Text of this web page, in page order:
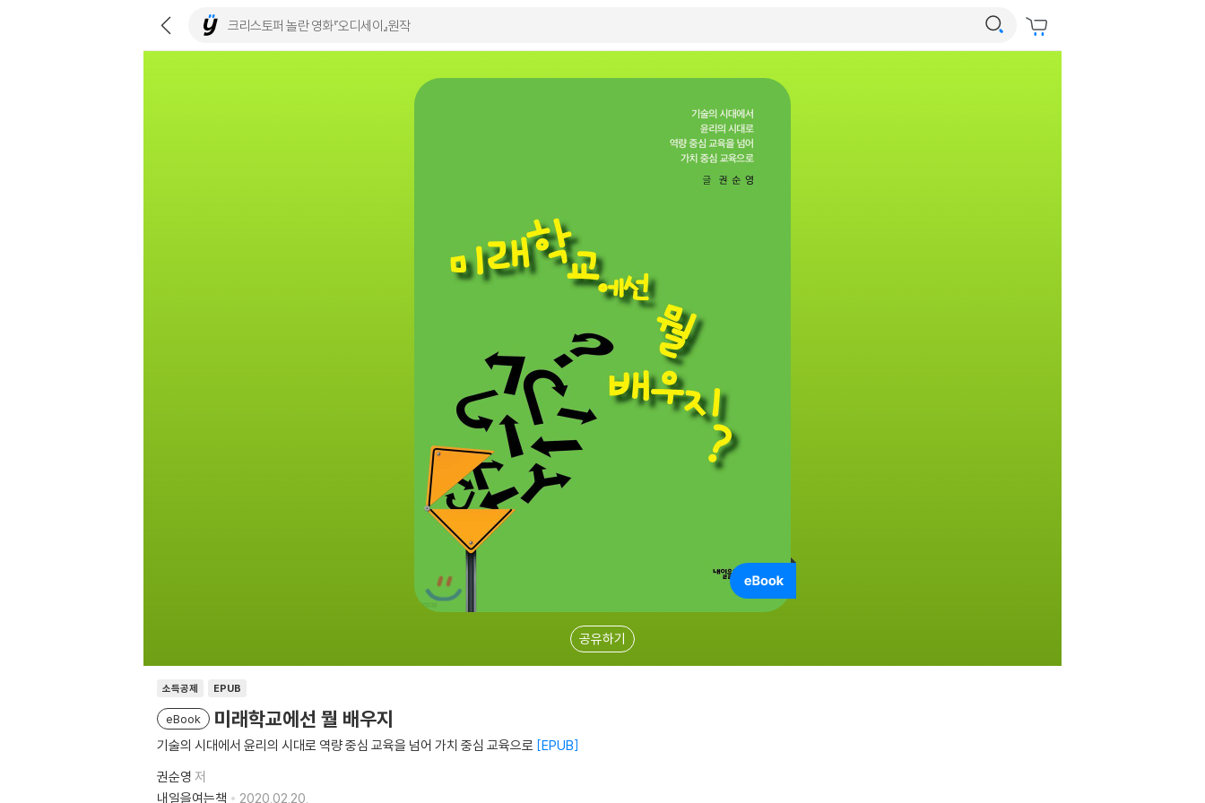
공유하기
소득공제 EPUB
eBook 미래학교에선 뭘 배우지
기술의 시대에서 윤리의 시대로 역량 중심 교육을 넘어 가치 중심 교육으로 EPUB
권순영 저
내일을여는책
2020.02.20.